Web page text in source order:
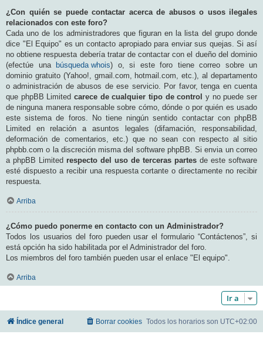
¿Con quién se puede contactar acerca de abusos o usos ilegales
relacionados con este foro?
Cada uno de los administradores que figuran en la lista del grupo donde
dice "El Equipo" es un contacto apropiado para enviar sus quejas. Si así
no obtiene respuesta debería tratar de contactar con el dueño del dominio
(efectúe una
búsqueda whois) o, si este foro tiene correo sobre un
dominio gratuito (Yahoo!, gmail.com, hotmail.com, etc.), al departamento
o administración de abusos de ese servicio. Por favor, tenga en cuenta
que phpBB Limited carece de cualquier tipo de control y no puede ser
de ninguna manera responsable sobre cómo, dónde o por quién es usado
este sistema de foros. No tiene ningún sentido contactar con phpBB
Limited en relación a asuntos legales (difamación, responsabilidad,
deformación de comentarios, etc.) que no sean con respecto al sitio
phpbb.com o la discreción misma del software phpBB. Si envia un correo
a phpBB Limited respecto del uso de terceras partes de este software
esté dispuesto a recibir una respuesta cortante o directamente no recibir
respuesta.
Arriba
¿Cómo puedo ponerme en contacto con un Administrador?
Todos los usuarios del foro pueden usar el formulario “Contáctenos”, si
está opción ha sido habilitada por el Administrador del foro.
Los miembros del foro también pueden usar el enlace "El equipo".
Arriba
Ir a
Índice general Todos los horarios son UTC+02:00
Borrar cookies